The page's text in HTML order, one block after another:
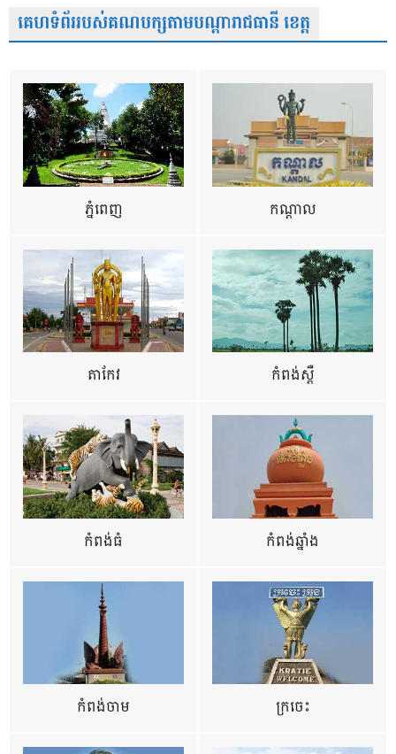
គេហទំព័ររបស់គណបក្សតាមបណ្តារាជធានី ខេត្ត
ភ្នំពេញ កណ្តាល
តាកែវ កំពង់ស្ពឺ
កំពង់ធំ កំពង់ឆ្នាំង
កំពង់ចាម ក្រចេះ